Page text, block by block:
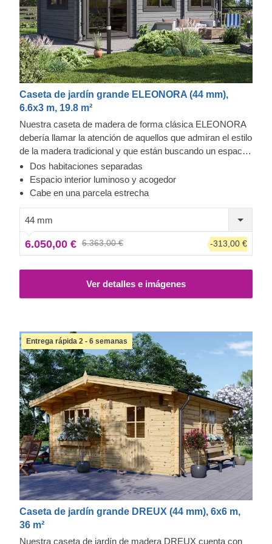
Caseta de jardín grande ELEONORA (44 mm),
6.6x3 m, 19.8 m²
Nuestra caseta de madera de forma clásica ELEONORA
debería llamar la atención de aquellos que admiran el estilo
de la madera tradicional y que están buscando un espacio
de relajación en su jardín. Esta estructura compacta podría
servirle para una gran multitud de propósitos: desde una
ampliación de la sala de estar en su patio trasero hasta un
herramientas de jardín o incluso como una sala para sus
aficiones o taller.
Dos habitaciones separadas
Espacio interior luminoso y acogedor
Cabe en una parcela estrecha
44 mm
6.050,00 € 6.363,00 € -313,00 €
Ver detalles e imágenes
Entrega rápida 2 - 6 semanas
Caseta de jardín grande DREUX (44 mm), 6x6 m,
36 m²
Nuestra caseta de jardín de madera DREUX cuenta con